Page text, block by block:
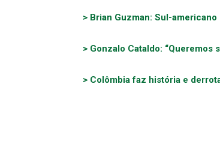
> Brian Guzman: Sul-
> Gonzalo Cataldo: “Queremos
> Colômbia faz história e